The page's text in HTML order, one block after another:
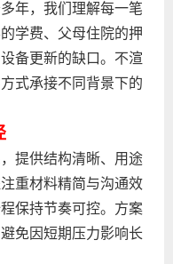
年，我们理解每一笔
学费、父母住院的押
备更新的缺口。不渲
式承接不同背景下的
提供结构清晰、用途
重材料精简与沟通效
保持节奏可控。方案
免因短期压力影响长